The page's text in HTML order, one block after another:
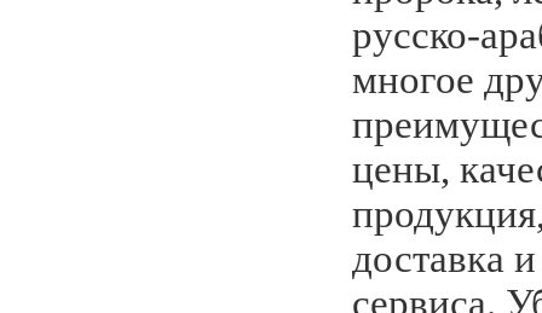
русско-
многое
цены,
доставка
сервиса.